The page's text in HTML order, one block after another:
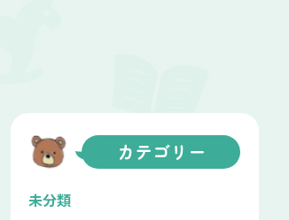
カテゴリー
未分類